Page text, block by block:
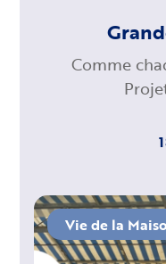
Comme
Vie de la